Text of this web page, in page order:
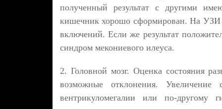
полученный результат с другими
кишечник хорошо сформирован. На УЗИ
включений. Если же результат
синдром мекониевого илеуса.
2. Головной мозг. Оценка состояния
возможные отклонения. Увеличение
вентрикуломегалии или по-другому